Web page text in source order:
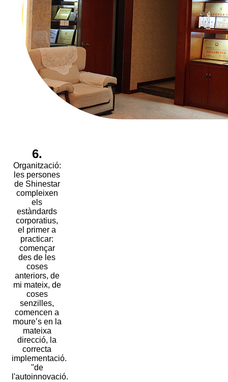
6.
Organització:
les persones
de Shinestar
compleixen
els
estàndards
corporatius,
el primer a
practicar:
començar
des de les
coses
anteriors, de
mi mateix, de
coses
senzilles,
comencen a
moure’s en la
mateixa
direcció, la
correcta
implementació.
"de
l'autoinnovació.